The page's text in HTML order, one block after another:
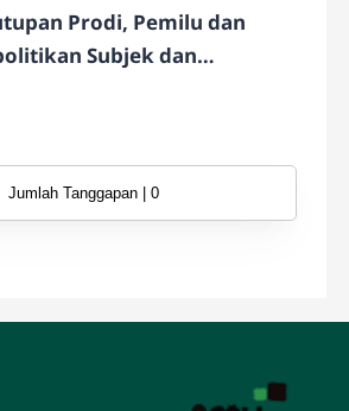
Prodi, Pemilu dan
Subjek dan
Indonesia
Jumlah Tanggapan | 0